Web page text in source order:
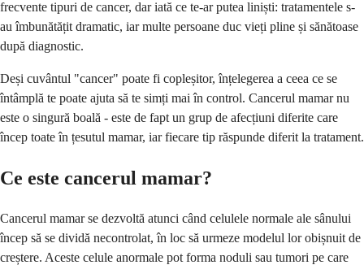
frecvente tipuri de cancer, dar iată ce te-ar putea liniști: tratamentele s-
au îmbunătățit dramatic, iar multe persoane duc vieți pline și sănătoase
după diagnostic.
Deși cuvântul "cancer" poate fi copleșitor, înțelegerea a ceea ce se
întâmplă te poate ajuta să te simți mai în control. Cancerul mamar nu
este o singură boală - este de fapt un grup de afecțiuni diferite care
încep toate în țesutul mamar, iar fiecare tip răspunde diferit la tratament.
Ce este cancerul mamar?
Cancerul mamar se dezvoltă atunci când celulele normale ale sânului
încep să se dividă necontrolat, în loc să urmeze modelul lor obișnuit de
creștere. Aceste celule anormale pot forma noduli sau tumori pe care